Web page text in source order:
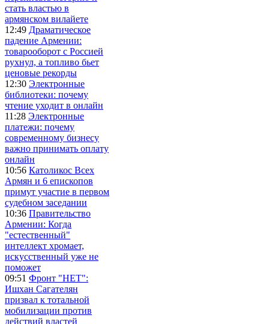
стать властью в
армянском вилайете
12:49 Драматическое
падение Армении:
товарооборот с Россией
рухнул, а топливо бьет
ценовые рекорды
12:30 Электронные
библиотеки: почему
чтение уходит в онлайн
11:28 Электронные
платежи: почему
современному бизнесу
важно принимать оплату
онлайн
10:56 Католикос Всех
Армян и 6 епископов
примут участие в первом
судебном заседании
10:36 Правительство
Армении: Когда
"естественный"
интеллект хромает,
искусственный уже не
поможет
09:51 Фронт "НЕТ":
Ишхан Сагателян
призвал к тотальной
мобилизации против
действий властей